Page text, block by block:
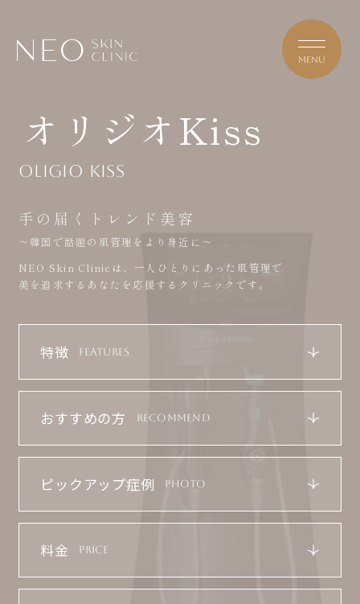
TOP
ABOUT NEO
MONITOR
COLUMN
CLINIC/ACCESS
RECRUIT
オリジオKiss
OLIGIO Kiss
手の届くトレンド美容
～韓国で話題の肌管理をより身近に～
NEO Skin Clinicは、一人ひとりにあった肌管理で
美を追求するあなたを応援するクリニックです。
特徴 FEATURES
おすすめの方 RECOMMEND
ピックアップ症例 PHOTO
料金 PRICE